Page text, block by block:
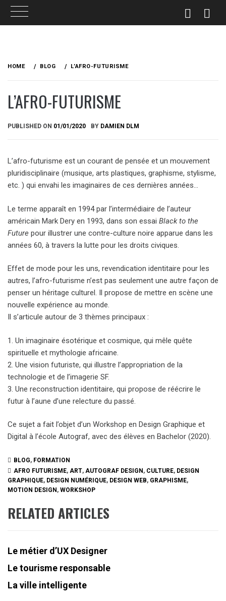
HOME BLOG L’AFRO-FUTURISME
L’AFRO-FUTURISME
PUBLISHED ON 01/01/2020 BY DAMIEN DLM
L’afro-futurisme est un courant de pensée et un mouvement
pluridisciplinaire (musique, arts plastiques, graphisme, stylisme,
etc. ) qui envahi les imaginaires de ces dernières années…
Le terme apparaît en 1994 par l’intermédiaire de l’auteur
américain Mark Dery en 1993, dans son essai Black to the
Future pour illustrer une contre-culture noire apparue dans les
années 60, à travers la lutte pour les droits civiques.
Effet de mode pour les uns, revendication identitaire pour les
autres, l’afro-futurisme n’est pas seulement une autre façon de
penser un héritage culturel. Il propose de mettre en scène une
nouvelle expérience au monde.
Il s’articule autour de 3 thèmes principaux :
1. Un imaginaire ésotérique et cosmique, qui mêle quête
spirituelle et mythologie africaine.
2. Une vision futuriste, qui illustre l’appropriation de la
technologie et de l’imagerie SF.
3. Une reconstruction identitaire, qui propose de réécrire le
futur à l’aune d’une relecture du passé.
Ce sujet a fait l’objet d’un Workshop en Design Graphique et
Digital à l’école Autograf, avec des élèves en Bachelor (2020).
BLOG, FORMATION
AFRO FUTURISME, ART, AUTOGRAF DESIGN, CULTURE, DESIGN
GRAPHIQUE, DESIGN NUMÉRIQUE, DESIGN WEB, GRAPHISME,
MOTION DESIGN, WORKSHOP
RELATED ARTICLES
Le métier d’UX Designer
Le tourisme responsable
La ville intelligente